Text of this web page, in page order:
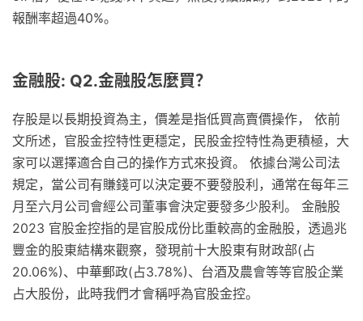
報酬率超過40%。
金融股: Q2.金融股怎麼買？
存股是以長期投資為主，價差是指低買高賣價操作， 依前
文所述，官股金控特性更穩定，民股金控特性為更積極，大
家可以選擇適合自己的操作方式來投資。 依據台灣公司法
規定，當公司有賺錢可以決定要不要發股利，通常在每年三
月至六月公司會經公司董事會決定要發多少股利。 金融股
2023 官股金控指的是官股成份比重較高的金融股，透過兆
豐金的股東結構來觀察，發現前十大股東有財政部(占
20.06%)、中華郵政(占3.78%)、台酒及農會等等官股企業
占大股份，此時我們才會稱呼為官股金控。